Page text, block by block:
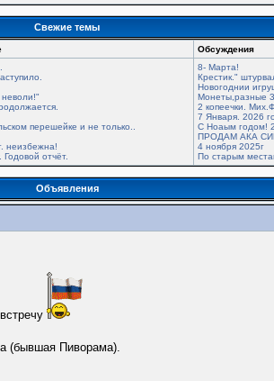
Свежие темы
Обсуждения
перешейке и не только..
неизбежна!
отчёт.
8- Марта!
Крестик."
Новогоднии
Монеты,разные
2 копеечки.
7 Января. 2026
С Ноаым годом!
ПРОДАМ АКА
4 ноября 2025г
По старым
Объявления
(бывшая Пиворама).